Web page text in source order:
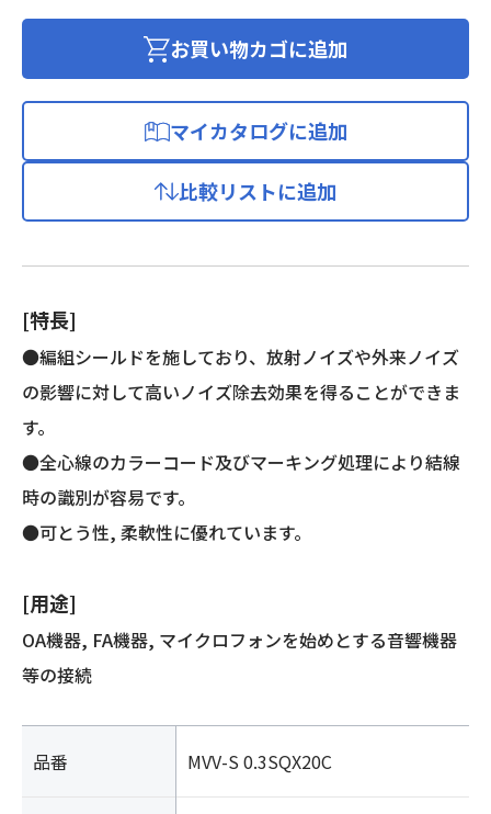
ロ
ニ
コ
組
シ
ー
ド)
個
お買い物カゴに追加
マイカタログに追加
比較リストに追加
[特長]
●編組シールドを施しており、放射ノイズや外来ノイズ
の影響に対して高いノイズ除去効果を得ることができま
す。
●全心線のカラーコード及びマーキング処理により結線
時の識別が容易です。
●可とう性, 柔軟性に優れています。
[用途]
OA機器, FA機器, マイクロフォンを始めとする音響機器
等の接続
品番 MVV-S 0.3SQX20C